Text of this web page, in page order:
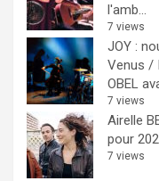
l'amb...
7 views
JOY :
Venus /
OBEL
7 views
Airelle
pour
7 views